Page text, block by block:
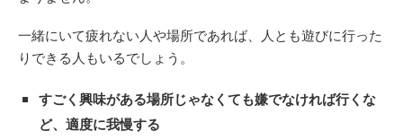
一緒にいて疲れない人や場所であれば、人とも遊びに行った
りできる人もいるでしょう。
すごく興味がある場所じゃなくても嫌でなければ行くな
ど、適度に我慢する